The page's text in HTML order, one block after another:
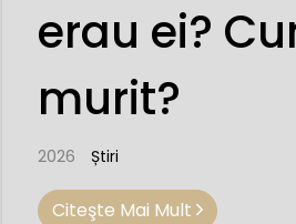
erau ei?
murit?
2026 Știri
Citeşte Mai Mult